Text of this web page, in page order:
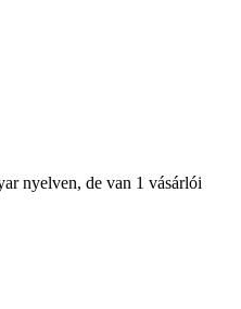
nyelven, de van 1 vásárlói